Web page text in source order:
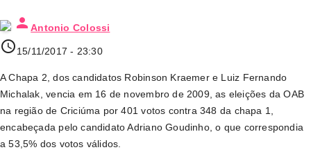
person Antonio Colossi
access_time15/11/2017 - 23:30
A Chapa 2, dos candidatos Robinson Kraemer e Luiz Fernando
Michalak, vencia em 16 de novembro de 2009, as eleições da OAB
na região de Criciúma por 401 votos contra 348 da chapa 1,
encabeçada pelo candidato Adriano Goudinho, o que correspondia
a 53,5% dos votos válidos.